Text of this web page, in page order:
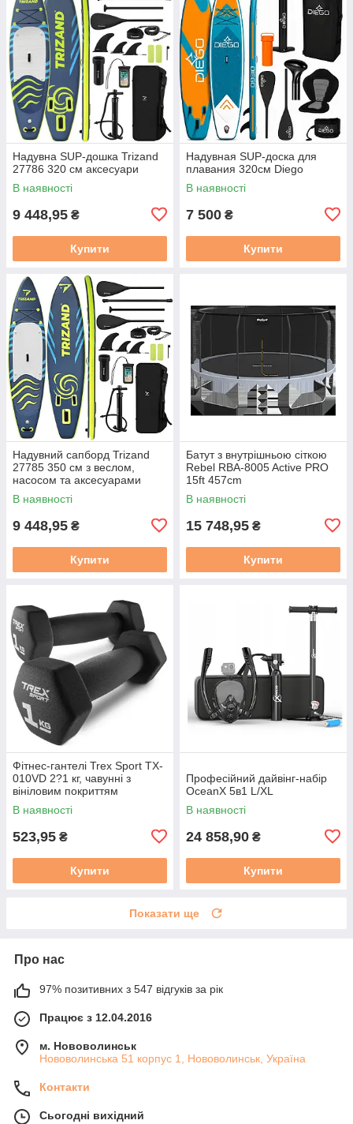
Надувна SUP-дошка Trizand
27786 320 см аксесуари
В наявності
9 448,95 ₴
Купити
Надувная SUP-доска для
плавания 320см Diego
В наявності
7 500 ₴
Купити
Надувний сапборд Trizand
27785 350 см з веслом,
насосом та аксесуарами
В наявності
9 448,95 ₴
Купити
Батут з внутрішньою сіткою
Rebel RBA-8005 Active PRO
15ft 457cm
В наявності
15 748,95 ₴
Купити
Фітнес-гантелі Trex Sport TX-
010VD 2?1 кг, чавунні з
вініловим покриттям
В наявності
523,95 ₴
Купити
Професійний дайвінг-набір
OceanX 5в1 L/XL
В наявності
24 858,90 ₴
Купити
Показати ще
Про нас
97% позитивних з 547 відгуків за рік
Працює з 12.04.2016
м. Нововолинськ
Нововолинська 51 корпус 1, Нововолинськ, Україна
Контакти
Сьогодні вихідний